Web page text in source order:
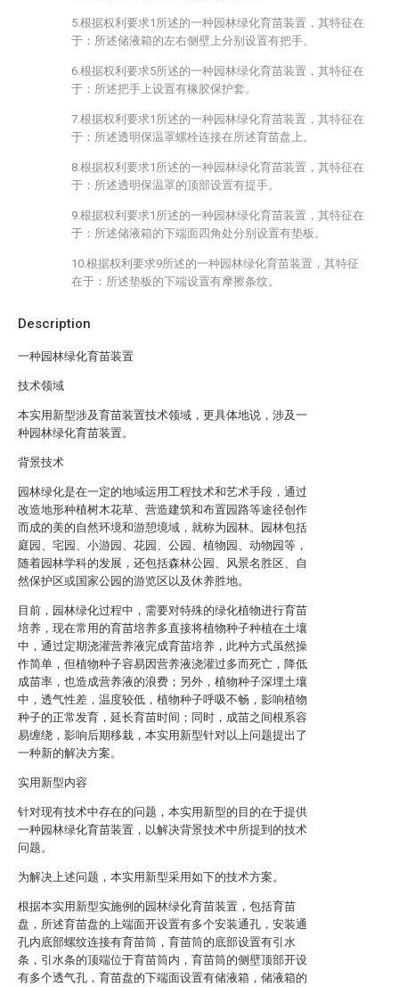
Description
一种园林绿化育苗装置
技术领域
本实用新型涉及育苗装置技术领域，更具体地说，涉及一
种园林绿化育苗装置。
背景技术
园林绿化是在一定的地域运用工程技术和艺术手段，通过
改造地形种植树木花草、营造建筑和布置园路等途径创作
而成的美的自然环境和游憩境域，就称为园林。园林包括
庭园、宅园、小游园、花园、公园、植物园、动物园等，
随着园林学科的发展，还包括森林公园、风景名胜区、自
然保护区或国家公园的游览区以及休养胜地。
目前，园林绿化过程中，需要对特殊的绿化植物进行育苗
培养，现在常用的育苗培养多直接将植物种子种植在土壤
中，通过定期浇灌营养液完成育苗培养，此种方式虽然操
作简单，但植物种子容易因营养液浇灌过多而死亡，降低
成苗率，也造成营养液的浪费；另外，植物种子深埋土壤
中，透气性差，温度较低，植物种子呼吸不畅，影响植物
种子的正常发育，延长育苗时间；同时，成苗之间根系容
易缠绕，影响后期移栽，本实用新型针对以上问题提出了
一种新的解决方案。
实用新型内容
针对现有技术中存在的问题，本实用新型的目的在于提供
一种园林绿化育苗装置，以解决背景技术中所提到的技术
问题。
为解决上述问题，本实用新型采用如下的技术方案。
根据本实用新型实施例的园林绿化育苗装置，包括育苗
盘，所述育苗盘的上端面开设置有多个安装通孔，安装通
孔内底部螺纹连接有育苗筒，育苗筒的底部设置有引水
条，引水条的顶端位于育苗筒内，育苗筒的侧壁顶部开设
有多个透气孔，育苗盘的下端面设置有储液箱，储液箱的
5.根据权利要求1所述的一种园林绿化育苗装置，其特征在
于：所述储液箱的左右侧壁上分别设置有把手。
6.根据权利要求5所述的一种园林绿化育苗装置，其特征在
于：所述把手上设置有橡胶保护套。
7.根据权利要求1所述的一种园林绿化育苗装置，其特征在
于：所述透明保温罩螺栓连接在所述育苗盘上。
8.根据权利要求1所述的一种园林绿化育苗装置，其特征在
于：所述透明保温罩的顶部设置有提手。
9.根据权利要求1所述的一种园林绿化育苗装置，其特征在
于：所述储液箱的下端面四角处分别设置有垫板。
10.根据权利要求9所述的一种园林绿化育苗装置，其特征
在于：所述垫板的下端设置有摩擦条纹。